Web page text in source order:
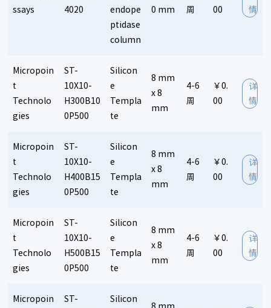
ssays
4020
endope
ptidase
column
0 mm
周
00
情
Micropoin
t
Technolo
gies
ST-
10X10-
H300B10
0P500
Silicon
e
Templa
te
8 mm
x 8
mm
4-6
周
￥0.
00
详
情
Micropoin
t
Technolo
gies
ST-
10X10-
H400B15
0P500
Silicon
e
Templa
te
8 mm
x 8
mm
4-6
周
￥0.
00
详
情
Micropoin
t
Technolo
gies
ST-
10X10-
H500B15
0P500
Silicon
e
Templa
te
8 mm
x 8
mm
4-6
周
￥0.
00
详
情
Micropoin
ST-
Silicon
8 mm